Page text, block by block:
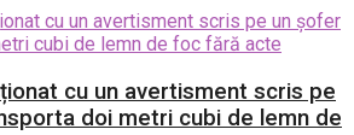
cu un avertisment scris pe
doi metri cubi de lemn de